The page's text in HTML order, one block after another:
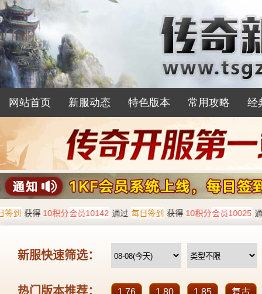
网站首页 新服动态 特色版本 常用攻略 经